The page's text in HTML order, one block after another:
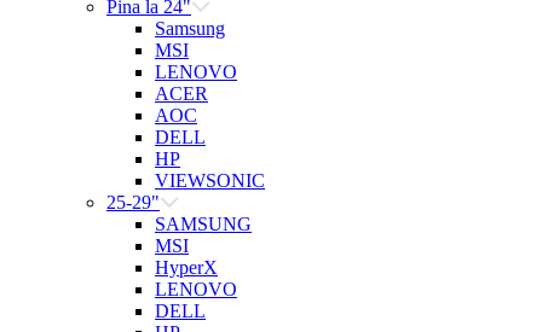
Pina la 24"
Samsung
MSI
LENOVO
ACER
AOC
DELL
HP
VIEWSONIC
25-29"
SAMSUNG
MSI
HyperX
LENOVO
DELL